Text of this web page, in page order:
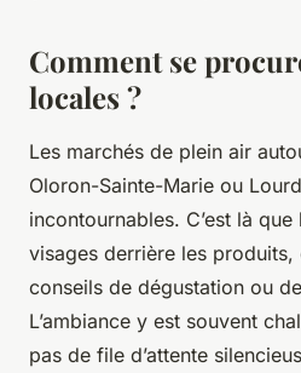
Comment se
locales ?
Les marchés de plein air
Oloron-Sainte-Marie ou
incontournables. C’est là que
visages derrière les produits,
conseils de dégustation ou
L’ambiance y est souvent
pas de file d’attente